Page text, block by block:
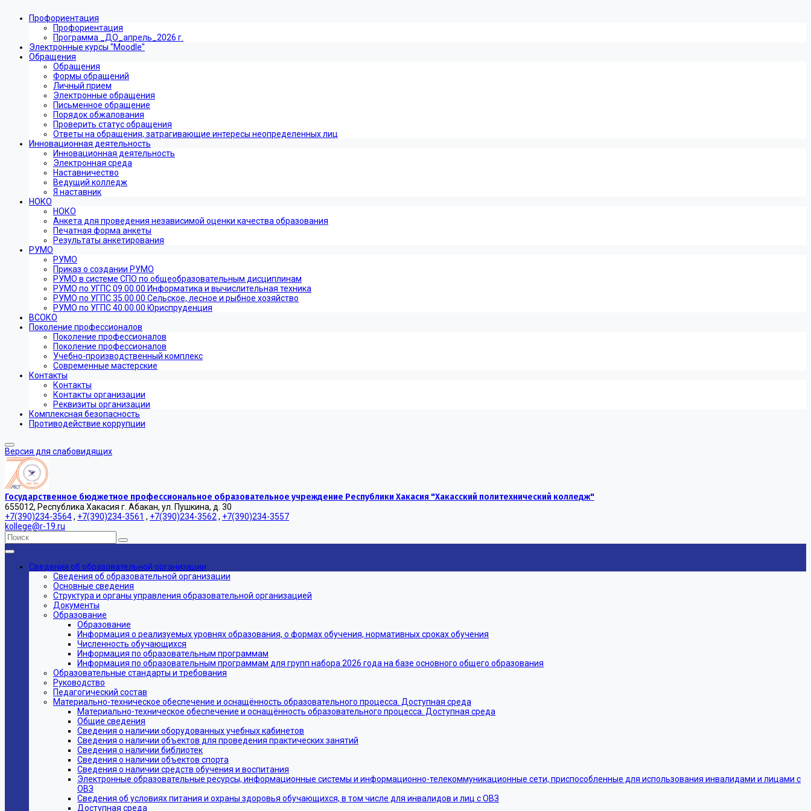
Профориентация
Профориентация
Программа _ДО_апрель_2026 г.
Электронные курсы "Moodle"
Обращения
Обращения
Формы обращений
Личный прием
Электронные обращения
Письменное обращение
Порядок обжалования
Проверить статус обращения
Ответы на обращения, затрагивающие интересы неопределенных лиц
Инновационная деятельность
Инновационная деятельность
Электронная среда
Наставничество
Ведущий колледж
Я наставник
НОКО
НОКО
Анкета для проведения независимой оценки качества образования
Печатная форма анкеты
Результаты анкетирования
РУМО
РУМО
Приказ о создании РУМО
РУМО в системе СПО по общеобразовательным дисциплинам
РУМО по УГПС 09.00.00 Информатика и вычислительная техника
РУМО по УГПС 35.00.00 Сельское, лесное и рыбное хозяйство
РУМО по УГПС 40.00.00 Юриспруденция
ВСОКО
Поколение профессионалов
Поколение профессионалов
Поколение профессионалов
Учебно-производственный комплекс
Современные мастерские
Контакты
Контакты
Контакты организации
Реквизиты организации
Комплексная безопасность
Противодействие коррупции
Версия для слабовидящих
Государственное бюджетное профессиональное образовательное учреждение Республики Хакасия "Хакасский политехнический колледж"
655012, Республика Хакасия г. Абакан, ул. Пушкина, д. 30
+7(390)234-3564, +7(390)234-3561 , +7(390)234-3562 , +7(390)234-3557
kollege@r-19.ru
Сведения об образовательной организации
Сведения об образовательной организации
Основные сведения
Структура и органы управления образовательной организацией
Документы
Образование
Образование
Информация о реализуемых уровнях образования, о формах обучения, нормативных сроках обучения
Численность обучающихся
Информация по образовательным программам
Информация по образовательным программам для групп набора 2026 года на базе основного общего образования
Образовательные стандарты и требования
Руководство
Педагогический состав
Материально-техническое обеспечение и оснащённость образовательного процесса. Доступная среда
Материально-техническое обеспечение и оснащённость образовательного процесса. Доступная среда
Общие сведения
Сведения о наличии оборудованных учебных кабинетов
Сведения о наличии объектов для проведения практических занятий
Сведения о наличии библиотек
Сведения о наличии объектов спорта
Сведения о наличии средств обучения и воспитания
Электронные образовательные ресурсы, информационные системы и информационно-телекоммуникационные сети, приспособленные для использования инвалидами и лицами с
ОВЗ
Сведения об условиях питания и охраны здоровья обучающихся, в том числе для инвалидов и лиц с ОВЗ
Доступная среда